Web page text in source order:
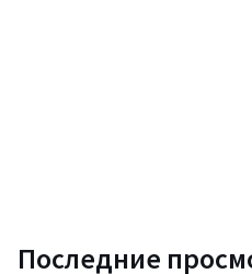
Последние